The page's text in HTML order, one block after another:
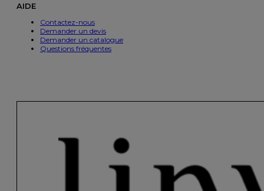
AIDE
Contactez-nous
Demander un devis
Demander un catalogue
Questions fréquentes